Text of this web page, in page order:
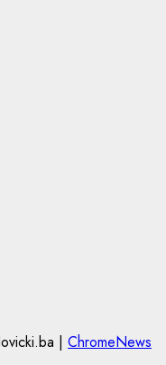
| ChromeNews